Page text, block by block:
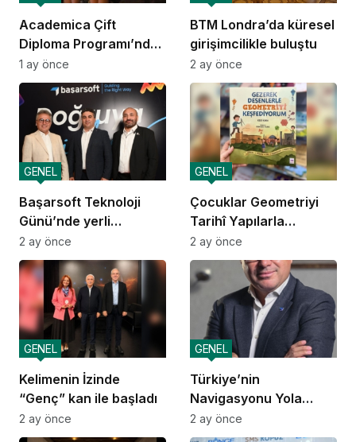
Academica Çift
Diploma Programı’nda
mezuniyet heyecanı
1 ay önce
BTM Londra’da küresel
girişimcilikle buluştu
2 ay önce
Başarsoft Teknoloji
Günü’nde yerli
navigasyon
GENEL
2 ay önce
Çocuklar Geometriyi
Tarihî Yapılarla
Öğreniyor
GENEL
2 ay önce
Kelimenin İzinde
“Genç” kan ile başladı
GENEL
2 ay önce
Türkiye’nin
Navigasyonu Yola
Çıkıyor
GENEL
2 ay önce